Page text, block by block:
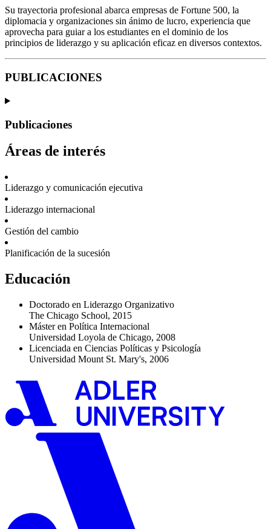
Su trayectoria profesional abarca empresas de Fortune 500, la
diplomacia y organizaciones sin ánimo de lucro, experiencia que
aprovecha para guiar a los estudiantes en el dominio de los
principios de liderazgo y su aplicación eficaz en diversos contextos.
PUBLICACIONES
Publicaciones
Áreas de interés
Liderazgo y comunicación ejecutiva
Liderazgo internacional
Gestión del cambio
Planificación de la sucesión
Educación
Doctorado en Liderazgo Organizativo
The Chicago School, 2015
Máster en Política Internacional
Universidad Loyola de Chicago, 2008
Licenciada en Ciencias Políticas y Psicología
Universidad Mount St. Mary's, 2006